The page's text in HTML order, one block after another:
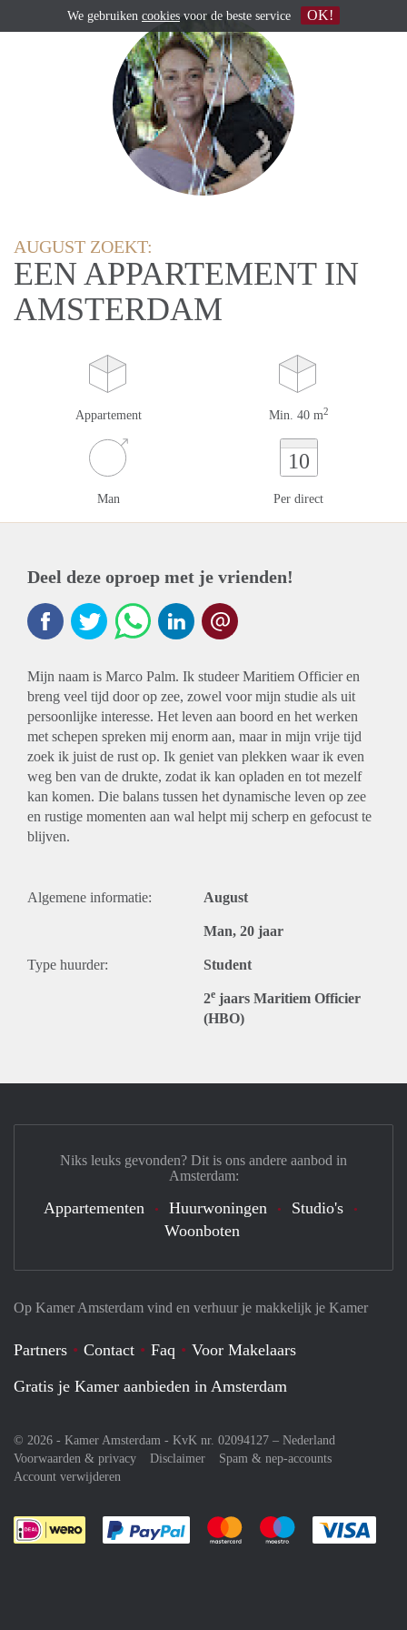
AUGUST ZOEKT:
EEN APPARTEMENT IN
AMSTERDAM
Appartement Min. 40 m2
Man
10
Per direct
Deel deze oproep met je vrienden!
Mijn naam is Marco Palm. Ik studeer Maritiem Officier en
breng veel tijd door op zee, zowel voor mijn studie als uit
persoonlijke interesse. Het leven aan boord en het werken
met schepen spreken mij enorm aan, maar in mijn vrije tijd
zoek ik juist de rust op. Ik geniet van plekken waar ik even
weg ben van de drukte, zodat ik kan opladen en tot mezelf
kan komen. Die balans tussen het dynamische leven op zee
en rustige momenten aan wal helpt mij scherp en gefocust te
blijven.
Algemene informatie: August
Man, 20 jaar
Type huurder: Student
2e jaars Maritiem Officier
(HBO)
Op Kamer Amsterdam vind en verhuur je makkelijk je Kamer
Partners Contact Faq
Voor Makelaars
Gratis je Kamer aanbieden in Amsterdam
© 2026 - Kamer Amsterdam - KvK nr. 02094127 – Nederland
Voorwaarden & privacy
Disclaimer
Spam & nep-accounts
Account verwijderen
Je rekent gemakkelijk af met Paypal
Je rekent gemakkelijk af met
Je rekent
Niks leuks gevonden? Dit is ons andere aanbod in
Amsterdam:
Appartementen Huurwoningen
Studio's
Woonboten
We gebruiken cookiesvoor de beste service OK!